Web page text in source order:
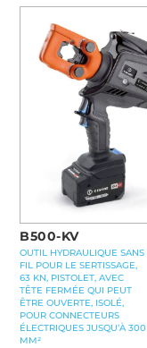
B500-KV
OUTIL HYDRAULIQUE SANS
FIL POUR LE SERTISSAGE,
63 KN, PISTOLET, AVEC
TÊTE FERMÉE QUI PEUT
ÊTRE OUVERTE, ISOLÉ,
POUR CONNECTEURS
ÉLECTRIQUES JUSQU’À 300
MM²